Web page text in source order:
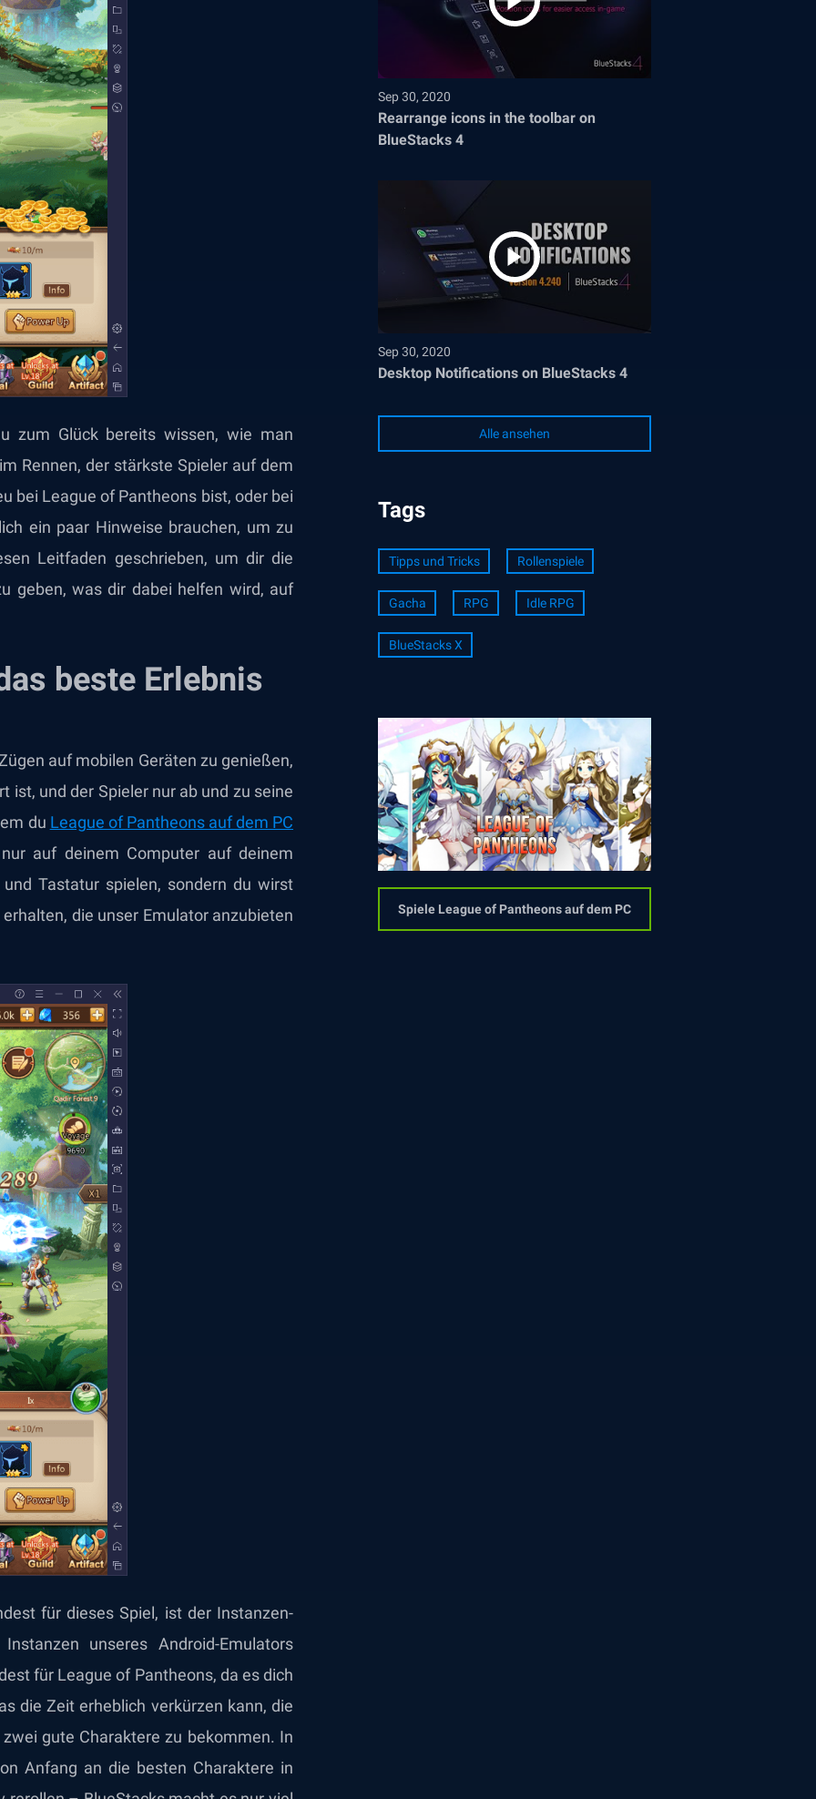
zum Glück bereits wissen, wie man
Rennen, der stärkste Spieler auf dem
bei League of Pantheons bist, oder bei
ein paar Hinweise brauchen, um zu
Leitfaden geschrieben, um dir die
geben, was dir dabei helfen wird, auf
beste Erlebnis
auf mobilen Geräten zu genießen,
und der Spieler nur ab und zu seine
du League of Pantheons auf dem PC
auf deinem Computer auf deinem
Tastatur spielen, sondern du wirst
die unser Emulator anzubieten
für dieses Spiel, ist der Instanzen-
unseres Android-Emulators
für League of Pantheons, da es dich
die Zeit erheblich verkürzen kann, die
gute Charaktere zu bekommen. In
Anfang an die besten Charaktere in
Sep 30, 2020
Rearrange icons in the toolbar on
BlueStacks 4
Sep 30, 2020
Desktop Notifications on BlueStacks 4
Alle ansehen
Tags
Tipps und Tricks Rollenspiele
Gacha RPG Idle RPG
BlueStacks X
Spiele League of Pantheons auf dem PC